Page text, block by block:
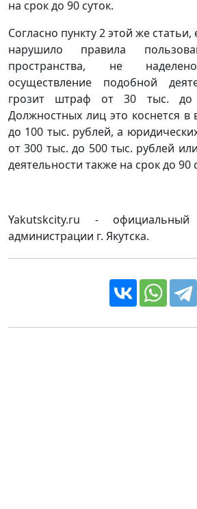
на срок до 90 суток.
Согласно пункту 2 этой же
нарушило правила
пространства, не
осуществление подобной
грозит штраф от 30 тыс. до
Должностных лиц это коснется
до 100 тыс. рублей, а
от 300 тыс. до 500 тыс. рублей
деятельности также на срок до 90
Yakutskcity.ru -
администрации г. Якутска.